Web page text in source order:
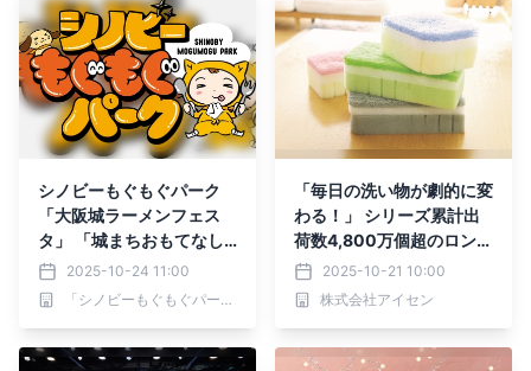
シノビーもぐもぐパーク
「大阪城ラーメンフェス
タ」 「城まちおもてなし
フェスタ」
2025-10-24 11:00
「シノビーもぐもぐパーク」広報事務局
「毎日の洗い物が劇的に変
わる！」 シリーズ累計出
荷数4,800万個超のロング
セラー商品 『泡だつスポ
ンジ』がついにリニューア
ル発売！
2025-10-21 10:00
株式会社アイセン